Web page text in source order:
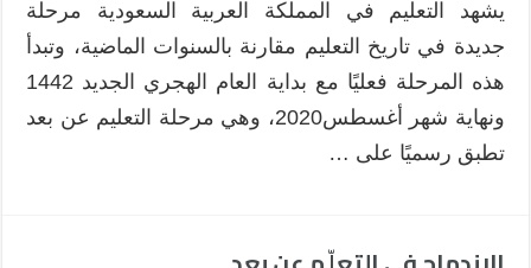
يشهد التعليم في المملكة العربية السعودية مرحلة
جديدة في تاريخ التعليم مقارنة بالسنوات الماضية، وتبدأ
هذه المرحلة فعليًا مع بداية العام الهجري الجديد 1442
ونهاية شهر أغسطس2020، وهي مرحلة التعليم عن بعد
تطبق رسميًا على …